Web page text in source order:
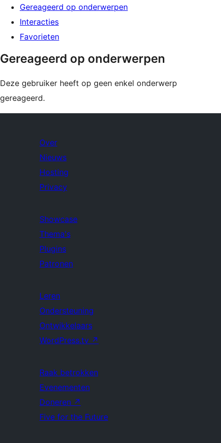
Gereageerd op onderwerpen
Interacties
Favorieten
Gereageerd op onderwerpen
Deze gebruiker heeft op geen enkel onderwerp
gereageerd.
Over
Nieuws
Hosting
Privacy
Showcase
Thema's
Plugins
Patronen
Leren
Ondersteuning
Ontwikkelaars
WordPress.tv ↗
Raak betrokken
Evenementen
Doneren ↗
Five for the Future